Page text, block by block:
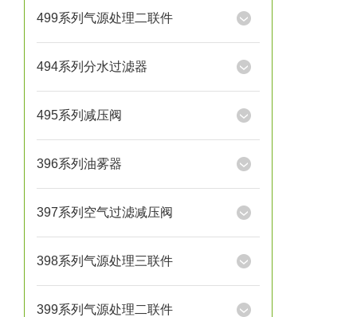
499系列气源处理二联件
494系列分水过滤器
495系列减压阀
396系列油雾器
397系列空气过滤减压阀
398系列气源处理三联件
399系列气源处理二联件